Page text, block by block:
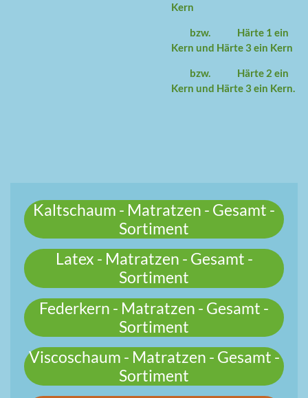
Kern
bzw. Härte 1 ein
Kern und Härte 3 ein Kern
bzw. Härte 2 ein
Kern und Härte 3 ein Kern.
Kaltschaum - Matratzen - Gesamt -
Sortiment
Latex - Matratzen - Gesamt -
Sortiment
Federkern - Matratzen - Gesamt -
Sortiment
Viscoschaum - Matratzen - Gesamt -
Sortiment